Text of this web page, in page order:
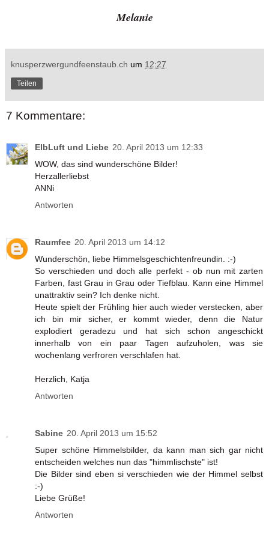
Melanie
knusperzwergundfeenstaub.ch um 12:27
Teilen
7 Kommentare:
ElbLuft und Liebe 20. April 2013 um 12:33
WOW, das sind wunderschöne Bilder!
Herzallerliebst
ANNi
Antworten
Raumfee 20. April 2013 um 14:12
Wunderschön, liebe Himmelsgeschichtenfreundin. :-)
So verschieden und doch alle perfekt - ob nun mit zarten
Farben, fast Grau in Grau oder Tiefblau. Kann eine Himmel
unattraktiv sein? Ich denke nicht.
Heute spielt der Frühling hier auch wieder verstecken, aber
ich bin mir sicher, er kommt wieder, denn die Natur
explodiert geradezu und hat sich schon angeschickt
innerhalb von ein paar Tagen aufzuholen, was sie
wochenlang verfroren verschlafen hat.
Herzlich, Katja
Antworten
Sabine 20. April 2013 um 15:52
Super schöne Himmelsbilder, da kann man sich gar nicht
entscheiden welches nun das "himmlischste" ist!
Die Bilder sind eben si verschieden wie der Himmel selbst
:-)
Liebe Grüße!
Antworten